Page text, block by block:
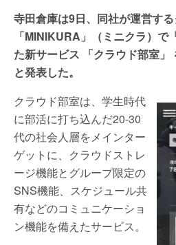
寺田倉庫は9日、同社が運営す
「MINIKURA」（ミニクラ）で
た新サービス 「クラウド部室」
と発表した。
クラウド部室は、学生時代
に部活に打ち込んだ20-30
代の社会人層をメインター
ゲットに、クラウドストレ
ージ機能とグループ限定の
SNS機能、スケジュール共
有などのコミュニケーショ
ン機能を備えたサービス。